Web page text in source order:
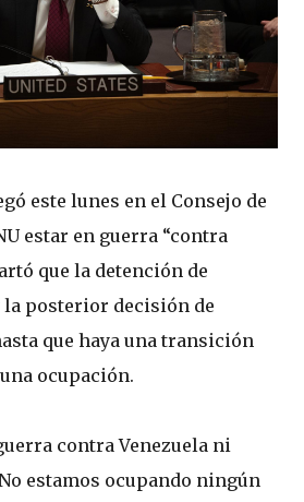
este lunes en el Consejo de
estar en guerra “contra
que la detención de
la posterior decisión de
que haya una transición
ocupación.
contra Venezuela ni
estamos ocupando ningún